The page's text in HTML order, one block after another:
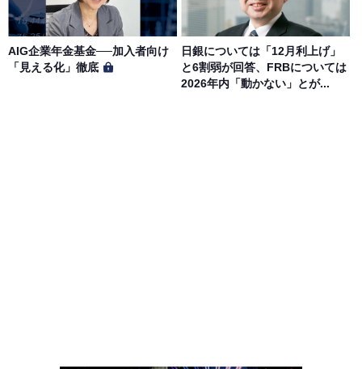
AIG企業年金基金──加入者向け
「見える化」徹底
日銀については「12月利上げ」
と6割弱が回答、FRBについては
2026年内「動かない」とが...